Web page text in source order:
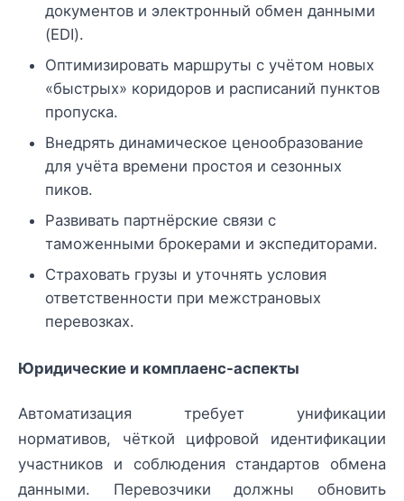
документов и электронный обмен данными
(EDI).
Оптимизировать маршруты с учётом новых
«быстрых» коридоров и расписаний пунктов
пропуска.
Внедрять динамическое ценообразование
для учёта времени простоя и сезонных
пиков.
Развивать партнёрские связи с
таможенными брокерами и экспедиторами.
Страховать грузы и уточнять условия
ответственности при межстрановых
перевозках.
Юридические и комплаенс-аспекты
Автоматизация требует унификации
нормативов, чёткой цифровой идентификации
участников и соблюдения стандартов обмена
данными. Перевозчики должны обновить